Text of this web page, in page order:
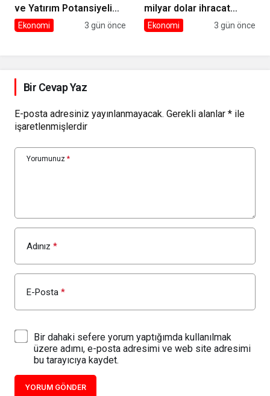
ve Yatırım Potansiyeli
Masaya Yatırıldı
Ekonomi 3 gün önce
milyar dolar ihracat
hedefi için Ankara’dan
Ekonomi 3 gün önce
Bir Cevap Yaz
E-posta adresiniz yayınlanmayacak. Gerekli alanlar * ile
işaretlenmişlerdir
Yorumunuz *
Adınız *
E-Posta *
Bir dahaki sefere yorum yaptığımda kullanılmak
üzere adımı, e-posta adresimi ve web site adresimi
bu tarayıcıya kaydet.
YORUM GÖNDER